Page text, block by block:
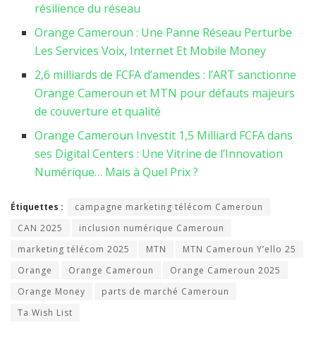
résilience du réseau
Orange Cameroun : Une Panne Réseau Perturbe
Les Services Voix, Internet Et Mobile Money
2,6 milliards de FCFA d’amendes : l’ART sanctionne
Orange Cameroun et MTN pour défauts majeurs
de couverture et qualité
Orange Cameroun Investit 1,5 Milliard FCFA dans
ses Digital Centers : Une Vitrine de l’Innovation
Numérique… Mais à Quel Prix ?
Étiquettes :
campagne marketing télécom Cameroun
CAN 2025
inclusion numérique Cameroun
marketing télécom 2025
MTN
MTN Cameroun Y’ello 25
Orange
Orange Cameroun
Orange Cameroun 2025
Orange Money
parts de marché Cameroun
Ta Wish List